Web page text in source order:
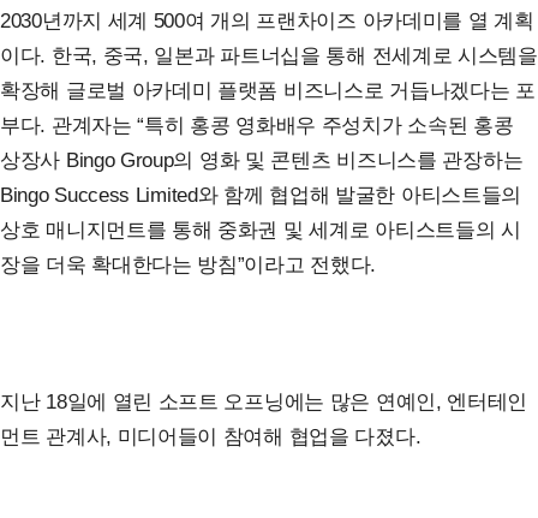
2030년까지 세계 500여 개의 프랜차이즈 아카데미를 열 계획
이다. 한국, 중국, 일본과 파트너십을 통해 전세계로 시스템을
확장해 글로벌 아카데미 플랫폼 비즈니스로 거듭나겠다는 포
부다. 관계자는 “특히 홍콩 영화배우 주성치가 소속된 홍콩
상장사 Bingo Group의 영화 및 콘텐츠 비즈니스를 관장하는
Bingo Success Limited와 함께 협업해 발굴한 아티스트들의
상호 매니지먼트를 통해 중화권 및 세계로 아티스트들의 시
장을 더욱 확대한다는 방침”이라고 전했다.
지난 18일에 열린 소프트 오프닝에는 많은 연예인, 엔터테인
먼트 관계사, 미디어들이 참여해 협업을 다졌다.